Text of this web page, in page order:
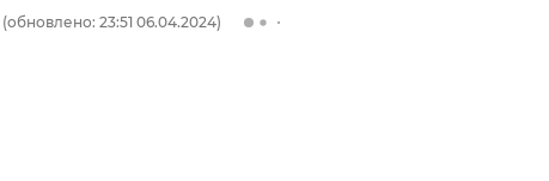
(обновлено: 23:51 06.04.2024)